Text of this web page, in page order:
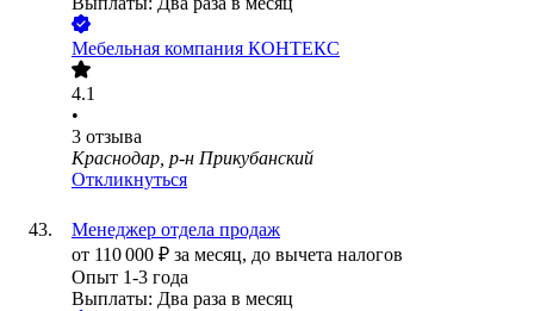
Мебельная компания КОНТЕКС
4.1
•
3 отзыва
Краснодар, р-н Прикубанский
Откликнуться
Менеджер отдела продаж
от 110 000 ₽ за месяц, до вычета налогов
Опыт 1-3 года
Выплаты: Два раза в месяц